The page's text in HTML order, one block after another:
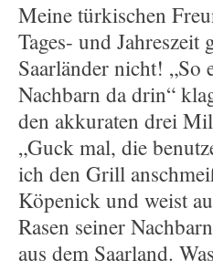
Meine türkischen
Tages- und
Saarländer nicht!
Nachbarn da drin“
den akkuraten drei
„Guck mal, die
ich den Grill
Köpenick und weist
Rasen seiner
aus dem Saarland.